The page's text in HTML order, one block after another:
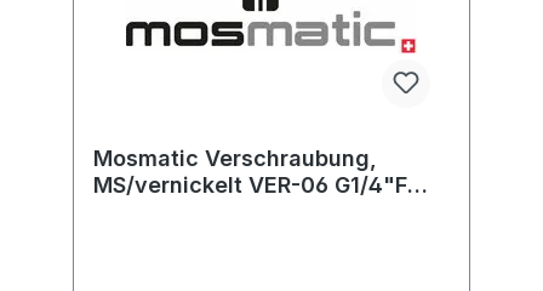
Mosmatic Verschraubung,
MS/vernickelt VER-06 G1/4"F